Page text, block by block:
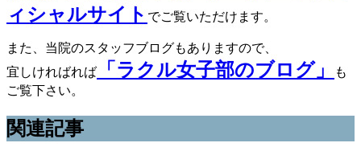
ィシャルサイト でご覧いただけます。
また、当院のスタッフブログもありますので、
宜しければれば
「ラクル女子部のブログ」
も
ご覧下さい。
関連記事